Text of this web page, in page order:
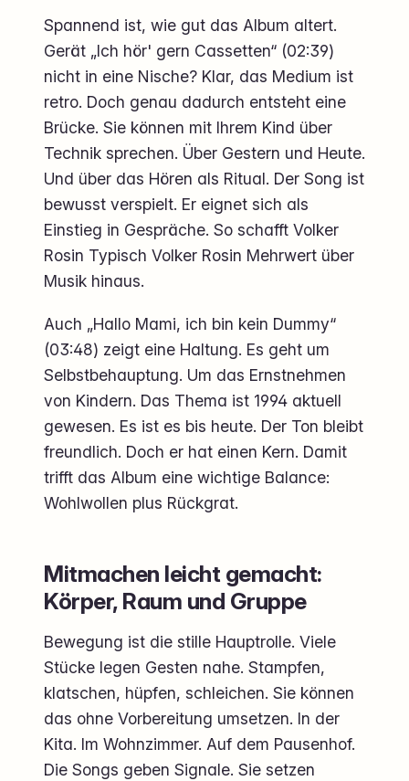
Spannend ist, wie gut das Album altert.
Gerät „Ich hör' gern Cassetten“ (02:39)
nicht in eine Nische? Klar, das Medium ist
retro. Doch genau dadurch entsteht eine
Brücke. Sie können mit Ihrem Kind über
Technik sprechen. Über Gestern und Heute.
Und über das Hören als Ritual. Der Song ist
bewusst verspielt. Er eignet sich als
Einstieg in Gespräche. So schafft Volker
Rosin Typisch Volker Rosin Mehrwert über
Musik hinaus.
Auch „Hallo Mami, ich bin kein Dummy“
(03:48) zeigt eine Haltung. Es geht um
Selbstbehauptung. Um das Ernstnehmen
von Kindern. Das Thema ist 1994 aktuell
gewesen. Es ist es bis heute. Der Ton bleibt
freundlich. Doch er hat einen Kern. Damit
trifft das Album eine wichtige Balance:
Wohlwollen plus Rückgrat.
Mitmachen leicht gemacht:
Körper, Raum und Gruppe
Bewegung ist die stille Hauptrolle. Viele
Stücke legen Gesten nahe. Stampfen,
klatschen, hüpfen, schleichen. Sie können
das ohne Vorbereitung umsetzen. In der
Kita. Im Wohnzimmer. Auf dem Pausenhof.
Die Songs geben Signale. Sie setzen